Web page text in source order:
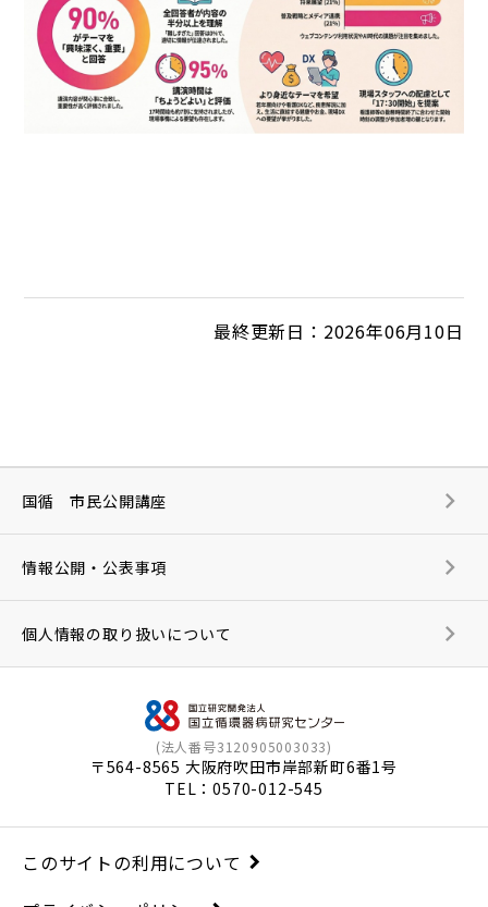
最終更新日：2026年06月10日
(法人番号3120905003033)
〒564-8565 大阪府吹田市岸部新町6番1号
TEL：0570-012-545
国循 市民公開講座
情報公開・公表事項
個人情報の取り扱いについて
このサイトの利用について